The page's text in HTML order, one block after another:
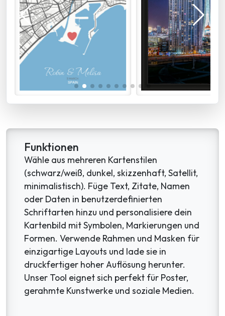
Funktionen
Wähle aus mehreren Kartenstilen
(schwarz/weiß, dunkel, skizzenhaft, Satellit,
minimalistisch). Füge Text, Zitate, Namen
oder Daten in benutzerdefinierten
Schriftarten hinzu und personalisiere dein
Kartenbild mit Symbolen, Markierungen und
Formen. Verwende Rahmen und Masken für
einzigartige Layouts und lade sie in
druckfertiger hoher Auflösung herunter.
Unser Tool eignet sich perfekt für Poster,
gerahmte Kunstwerke und soziale Medien.